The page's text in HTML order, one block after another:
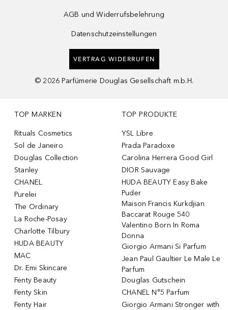
AGB und Widerrufsbelehrung
Datenschutzeinstellungen
VERTRAG WIDERRUFEN
© 2026 Parfümerie Douglas Gesellschaft m.b.H.
TOP MARKEN
Rituals Cosmetics
Sol de Janeiro
Douglas Collection
Stanley
CHANEL
Purelei
The Ordinary
La Roche-Posay
Charlotte Tilbury
HUDA BEAUTY
MAC
Dr. Emi Skincare
Fenty Beauty
Fenty Skin
Fenty Hair
TOP PRODUKTE
YSL Libre
Prada Paradoxe
Carolina Herrera Good Girl
DIOR Sauvage
HUDA BEAUTY Easy Bake
Puder
Maison Francis Kurkdjian
Baccarat Rouge 540
Valentino Born In Roma
Donna
Giorgio Armani Si Parfum
Jean Paul Gaultier Le Male Le
Parfum
Douglas Gutschein
CHANEL N°5 Parfum
Giorgio Armani Stronger with